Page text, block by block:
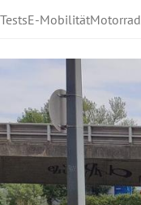
Untermenü
Untermenü
TestsE-MobilitätMotorrad